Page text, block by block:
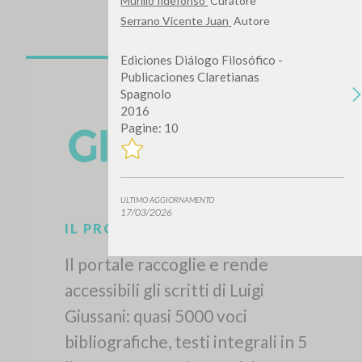
Serrano Vicente Juan Autore
Ediciones Diálogo Filosófico -
Publicaciones Claretianas
Spagnolo
2016
Pagine: 10
ULTIMO AGGIORNAMENTO
17/03/2026
IL PROGETTO
Il portale raccoglie e rende